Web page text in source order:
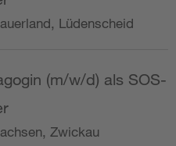
Lüdenscheid
(m/w/d) als SOS-
Zwickau